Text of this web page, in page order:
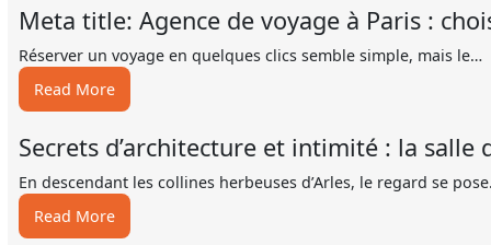
Meta title: Agence de voyage à Paris :
Réserver un voyage en quelques clics semble simple, mais le…
Read More:
Meta
Agence
de
voyage
Secrets d’architecture et intimité : la
En descendant les collines herbeuses d’Arles, le regard se
Read More:
Secrets